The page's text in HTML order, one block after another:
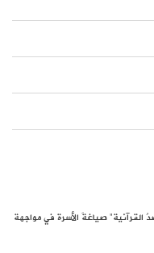
القرآنية” صياغةَ الأسرة في مواجهة